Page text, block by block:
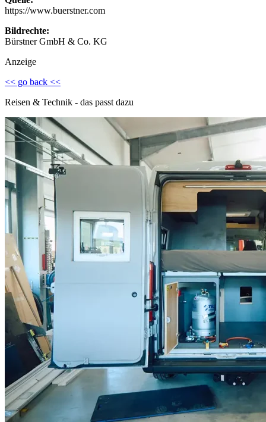
https://www.buerstner.com
Bildrechte:
Bürstner GmbH & Co. KG
Anzeige
<< go back <<
Reisen & Technik - das passt dazu